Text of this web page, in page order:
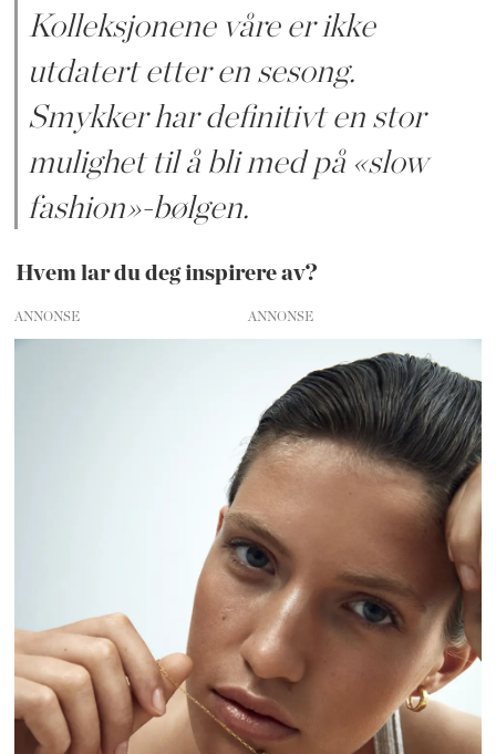
Kolleksjonene våre er ikke
utdatert etter en sesong.
Smykker har definitivt en stor
mulighet til å bli med på «slow
fashion»-bølgen.
Hvem lar du deg inspirere av?
ANNONSE